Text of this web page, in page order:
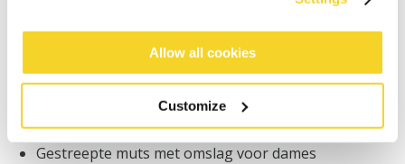
Allow all cookies
Customize
Binnen 30 dagen retourneren
Gestreepte muts met omslag voor dames